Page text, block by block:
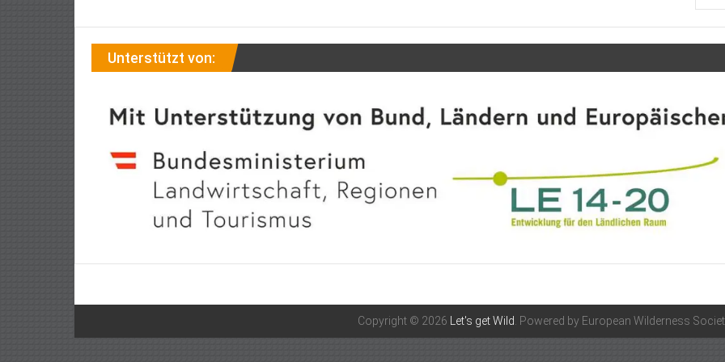
Unterstützt von:
Copyright © 2026 Let's get Wild . Powered by European Wilderness